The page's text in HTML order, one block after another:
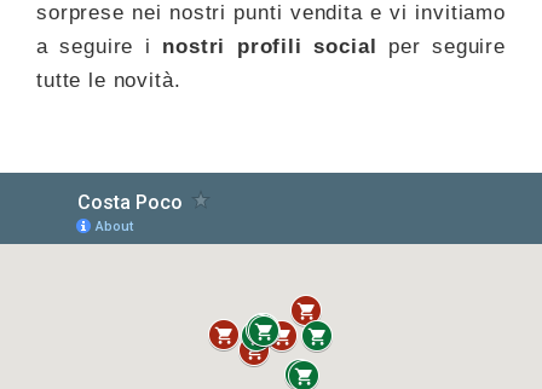
sorprese nei nostri punti vendita e vi invitiamo
a seguire i nostri profili social per seguire
tutte le novità.